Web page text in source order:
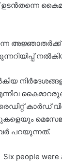
ഉടൻതന്നെ
കാര്‍ഡ്
പറയുന്നത്.
Six people were